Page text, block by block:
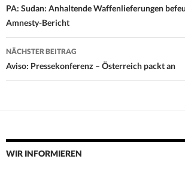
Navigation
PA: Sudan: Anhaltende Waffenlieferungen
Amnesty-Bericht
NÄCHSTER BEITRAG
Aviso: Pressekonferenz – Österreich packt an
WIR INFORMIEREN